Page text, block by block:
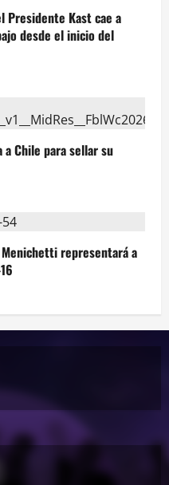
Presidente Kast cae a
desde el inicio del
a Chile para sellar su
representará a